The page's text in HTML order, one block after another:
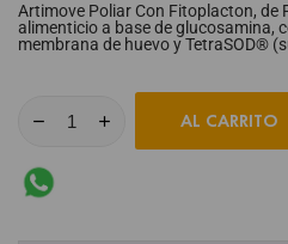
Artimove Poliar Con Fitoplacton, de
alimenticio a base de glucosamina,
membrana de huevo y TetraSOD®
AL CARRITO